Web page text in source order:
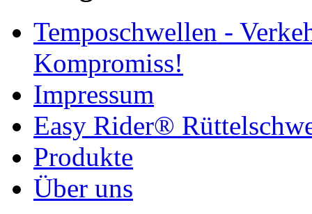
Temposchwellen -
Kompromiss!
Impressum
Easy Rider®
Produkte
Über uns